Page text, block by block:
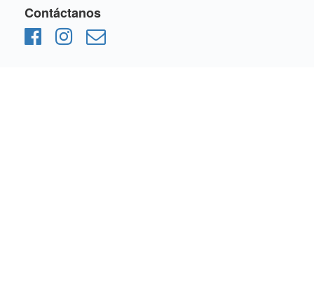
Contáctanos